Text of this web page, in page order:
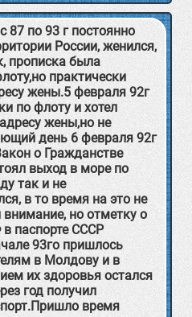
87 по 93 г постоянно
России, женился,
прописка была
практически
жены.5 февраля 92г
по флоту и хотел
жены,но не
день 6 февраля 92г
о Гражданстве
выход в море по
так и не
в то время на это не
но отметку о
паспорте СССР
93го пришлось
в Молдову и в
их здоровья остался
год получил
время